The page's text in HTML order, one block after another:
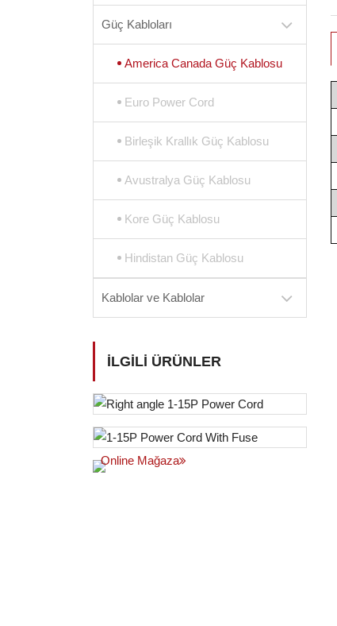
Güç Kabloları
America Canada Güç Kablosu
Euro Power Cord
Birleşik Krallık Güç Kablosu
Avustralya Güç Kablosu
Kore Güç Kablosu
Hindistan Güç Kablosu
Kablolar ve Kablolar
İLGILI ÜRÜNLER
Online Mağaza